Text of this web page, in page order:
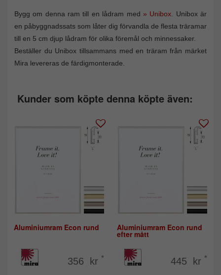
Bygg om denna ram till en lådram med » Unibox . Unibox är
en påbyggnadssats som låter dig förvandla de flesta träramar
till en 5 cm djup lådram för olika föremål och minnessaker.
Beställer du Unibox tillsammans med en träram från märket
Mira levereras de färdigmonterade.
Kunder som köpte denna köpte även:
Aluminiumram Econ rund
356 kr *
Aluminiumram Econ rund
efter mått
445 kr *